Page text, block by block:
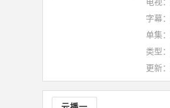
字幕：
单集：
类型：
更新：